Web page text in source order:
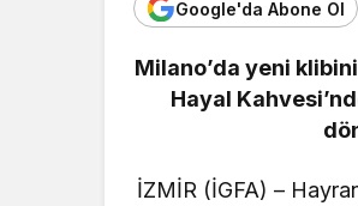
Google'da Abone Ol
Milano’da yeni
Hayal
İZMİR (İGFA) –